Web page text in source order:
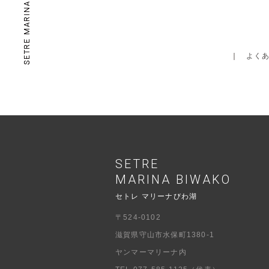
よく
SETRE
MARINA BIWAKO
セトレ マリーナびわ湖
〒524-0102
滋賀県守山市水保町1380-1
ヤンマーマリーナ内